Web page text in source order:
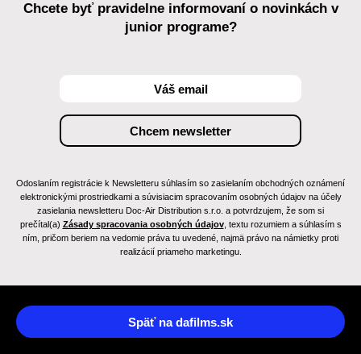
Chcete byť pravidelne informovaní o novinkách v
junior programe?
Odoslaním registrácie k Newsletteru súhlasím so zasielaním obchodných oznámení
elektronickými prostriedkami a súvisiacim spracovaním osobných údajov na účely
zasielania newsletteru Doc-Air Distribution s.r.o. a potvrdzujem, že som si
prečítal(a) Zásady spracovania osobných údajov, textu rozumiem a súhlasím s
ním, pričom beriem na vedomie práva tu uvedené, najmä právo na námietky proti
realizácií priameho marketingu.
Späť na dafilms.sk